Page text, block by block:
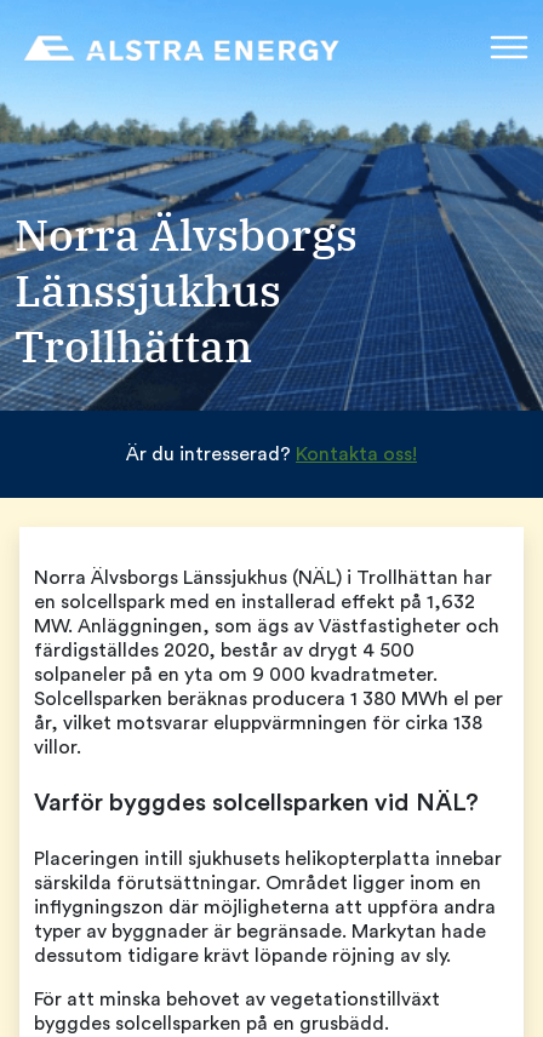
Norra Älvsborgs
Länssjukhus
Trollhättan
Är du intresserad? Kontakta oss!
Norra Älvsborgs Länssjukhus (NÄL) i Trollhättan har
en solcellspark med en installerad effekt på 1,632
MW. Anläggningen, som ägs av Västfastigheter och
färdigställdes 2020, består av drygt 4 500
solpaneler på en yta om 9 000 kvadratmeter.
Solcellsparken beräknas producera 1 380 MWh el per
år, vilket motsvarar eluppvärmningen för cirka 138
villor.
Varför byggdes solcellsparken vid NÄL?
Placeringen intill sjukhusets helikopterplatta innebar
särskilda förutsättningar. Området ligger inom en
inflygningszon där möjligheterna att uppföra andra
typer av byggnader är begränsade. Markytan hade
dessutom tidigare krävt löpande röjning av sly.
För att minska behovet av vegetationstillväxt
byggdes solcellsparken på en grusbädd.